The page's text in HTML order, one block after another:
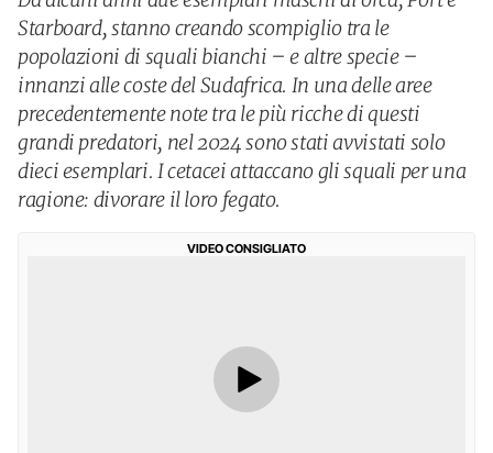
Starboard, stanno creando scompiglio tra le
popolazioni di squali bianchi – e altre specie –
innanzi alle coste del Sudafrica. In una delle aree
precedentemente note tra le più ricche di questi
grandi predatori, nel 2024 sono stati avvistati solo
dieci esemplari. I cetacei attaccano gli squali per una
ragione: divorare il loro fegato.
VIDEO CONSIGLIATO